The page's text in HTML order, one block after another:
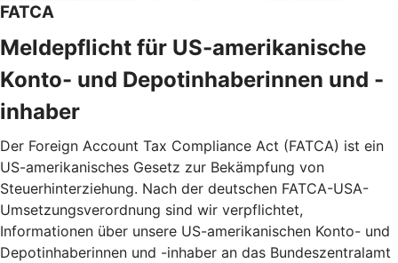
FATCA
Meldepflicht für US-amerikanische
Konto- und Depotinhaberinnen und -
inhaber
Der Foreign Account Tax Compliance Act (FATCA) ist ein
US-amerikanisches Gesetz zur Bekämpfung von
Steuerhinterziehung. Nach der deutschen FATCA-USA-
Umsetzungsverordnung sind wir verpflichtet,
Informationen über unsere US-amerikanischen Konto- und
Depotinhaberinnen und -inhaber an das Bundeszentralamt